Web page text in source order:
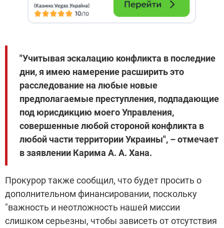
"Учитывая эскалацию конфликта в последние
дни, я имею намерение расширить это
расследование на любые новые
предполагаемые преступления, подпадающие
под юрисдикцию моего Управления,
совершенные любой стороной конфликта в
любой части территории Украины", – отмечает
в заявлении Карима А. А. Хана.
Прокурор также сообщил, что будет просить о
дополнительном финансировании, поскольку
"важность и неотложность нашей миссии
слишком серьезны, чтобы зависеть от отсутствия